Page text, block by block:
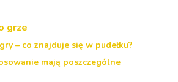
grze
– co znajduje się w pudełku?
mają poszczególne